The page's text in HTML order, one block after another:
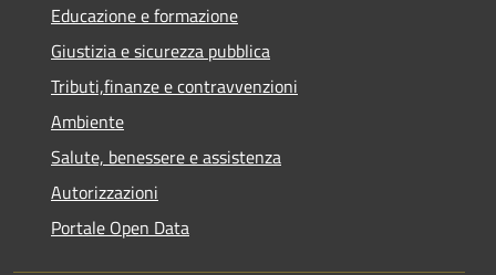
Educazione e formazione
Giustizia e sicurezza pubblica
Tributi,finanze e contravvenzioni
Ambiente
Salute, benessere e assistenza
Autorizzazioni
Portale Open Data